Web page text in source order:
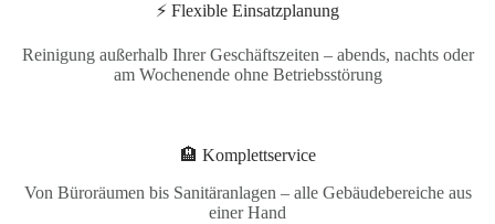
⚡ Flexible Einsatzplanung
Reinigung außerhalb Ihrer Geschäftszeiten – abends, nachts oder
am Wochenende ohne Betriebsstörung
🏨 Komplettservice
Von Büroräumen bis Sanitäranlagen – alle Gebäudebereiche aus
einer Hand